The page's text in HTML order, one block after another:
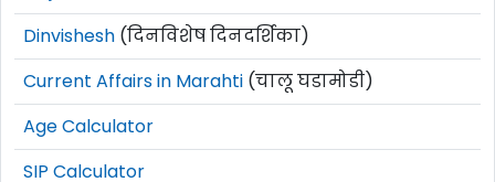
Dinvishesh (दिनविशेष दिनदर्शिका)
Current Affairs in Marahti (चालू घडामोडी)
Age Calculator
SIP Calculator